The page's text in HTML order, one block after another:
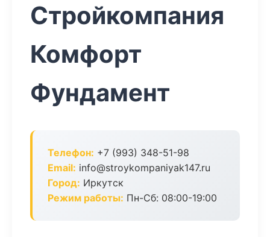
Стройкомпания
Комфорт
Фундамент
Телефон: +7 (993) 348-51-98
Email: info@stroykompaniyak147.ru
Город: Иркутск
Режим работы: Пн-Сб: 08:00-19:00